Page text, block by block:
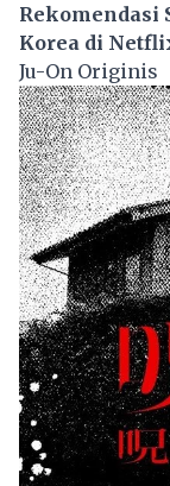
Rekomendasi
Korea di
Ju-On Originis